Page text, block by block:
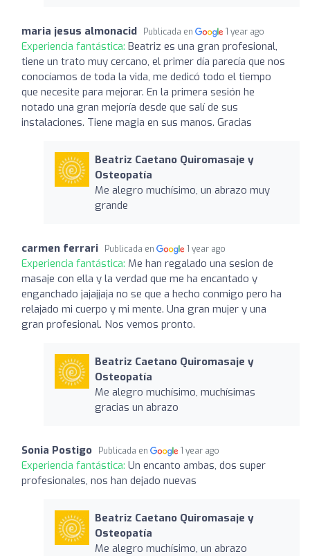
maria jesus almonacid Publicada en 1 year ago
Experiencia fantástica: Beatriz es una gran profesional,
tiene un trato muy cercano, el primer día parecía que nos
conocíamos de toda la vida, me dedicó todo el tiempo
que necesite para mejorar. En la primera sesión he
notado una gran mejoría desde que salí de sus
instalaciones. Tiene magia en sus manos. Gracias
Beatriz Caetano Quiromasaje y
Osteopatía
Me alegro muchísimo, un abrazo muy
grande
carmen ferrari Publicada en 1 year ago
Experiencia fantástica: Me han regalado una sesion de
masaje con ella y la verdad que me ha encantado y
enganchado jajajjaja no se que a hecho conmigo pero ha
relajado mi cuerpo y mi mente. Una gran mujer y una
gran profesional. Nos vemos pronto.
Beatriz Caetano Quiromasaje y
Osteopatía
Me alegro muchísimo, muchísimas
gracias un abrazo
Sonia Postigo Publicada en 1 year ago
Experiencia fantástica: Un encanto ambas, dos super
profesionales, nos han dejado nuevas
Beatriz Caetano Quiromasaje y
Osteopatía
Me alegro muchísimo, un abrazo